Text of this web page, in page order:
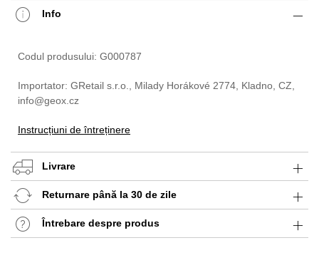
Info
Codul produsului: G000787
Importator: GRetail s.r.o., Milady Horákové 2774, Kladno, CZ,
info@geox.cz
Instrucțiuni de întreținere
Livrare
Returnare până la 30 de zile
Întrebare despre produs